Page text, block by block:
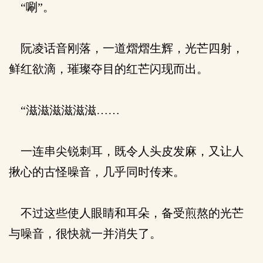
“唰”。
阮凌话音刚落，一道熠熠生辉，光芒四射，
鲜红欲滴，璀璨夺目的红芒闪现而出。
“滋滋滋滋滋滋……
一连串尖锐刺耳，既令人头皮发麻，又让人
揪心的古怪噪音，几乎同时传来。
不过这些使人眼睛和耳朵，备受煎熬的光芒
与噪音，很快就一并消失了。